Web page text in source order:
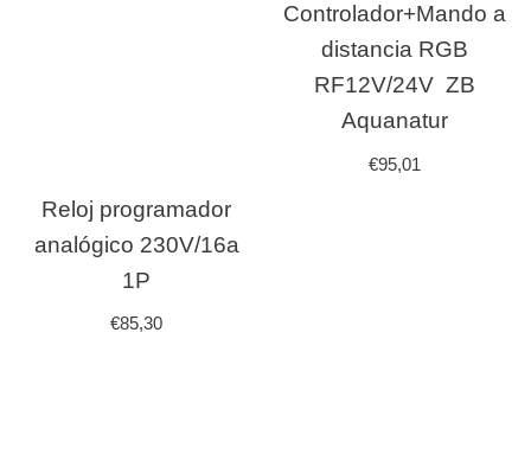
Reloj programador
analógico 230V/16a
1P
€85,30
Controlador+Mando a
distancia RGB
RF12V/24V ZB
Aquanatur
€95,01